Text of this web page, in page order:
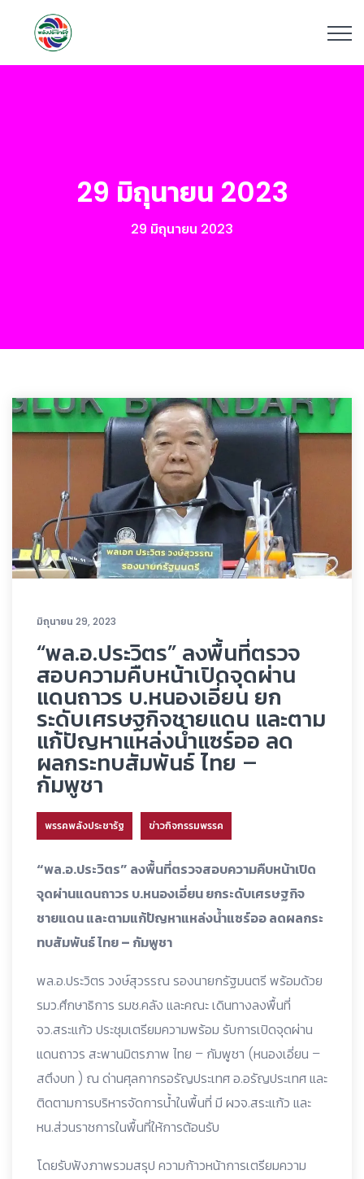
29 มิถุนายน 2023
29 มิถุนายน 2023
มิถุนายน 29, 2023
“พล.อ.ประวิตร” ลงพื้นที่ตรวจ
สอบความคืบหน้าเปิดจุดผ่าน
แดนถาวร บ.หนองเอี่ยน ยก
ระดับเศรษฐกิจชายแดน และตาม
แก้ปัญหาแหล่งน้ำแซร์ออ ลด
ผลกระทบสัมพันธ์ ไทย –
กัมพูชา
พรรคพลังประชารัฐ ข่าวกิจกรรมพรรค
“พล.อ.ประวิตร” ลงพื้นที่ตรวจสอบความคืบหน้าเปิด
จุดผ่านแดนถาวร บ.หนองเอี่ยน ยกระดับเศรษฐกิจ
ชายแดน และตามแก้ปัญหาแหล่งน้ำแซร์ออ ลดผลกระ
ทบสัมพันธ์ ไทย – กัมพูชา
พล.อ.ประวิตร วงษ์สุวรรณ รองนายกรัฐมนตรี พร้อมด้วย
รมว.ศึกษาธิการ รมช.คลัง และคณะ เดินทางลงพื้นที่
จว.สระแก้ว ประชุมเตรียมความพร้อม รับการเปิดจุดผ่าน
แดนถาวร สะพานมิตรภาพ ไทย – กัมพูชา (หนองเอี่ยน –
สตึงบท ) ณ ด่านศุลกากรอรัญประเทศ อ.อรัญประเทศ และ
ติดตามการบริหารจัดการน้ำในพื้นที่ มี ผวจ.สระแก้ว และ
หน.ส่วนราชการในพื้นที่ให้การต้อนรับ
โดยรับฟังภาพรวมสรุป ความก้าวหน้าการเตรียมความ